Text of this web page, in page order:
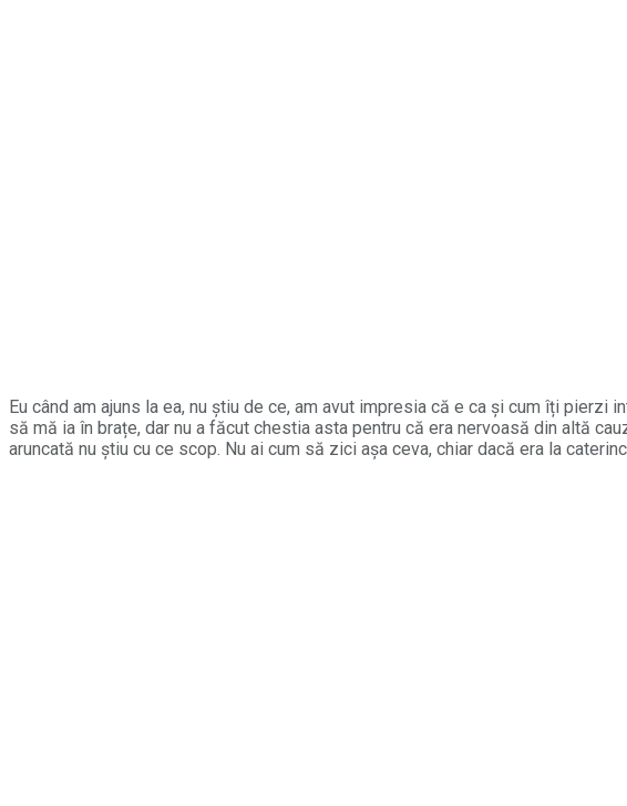
Eu când am ajuns la ea, nu știu de ce, am avut impresia că e ca și cum îți
să mă ia în brațe, dar nu a făcut chestia asta pentru că era nervoasă din altă
aruncată nu știu cu ce scop. Nu ai cum să zici așa ceva, chiar dacă era la